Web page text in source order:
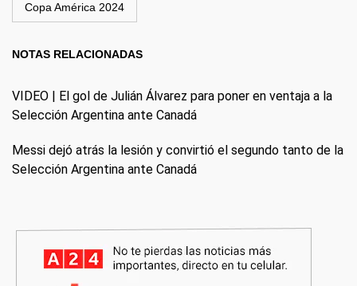
Copa América 2024
NOTAS RELACIONADAS
VIDEO | El gol de Julián Álvarez para poner en ventaja a la
Selección Argentina ante Canadá
Messi dejó atrás la lesión y convirtió el segundo tanto de la
Selección Argentina ante Canadá